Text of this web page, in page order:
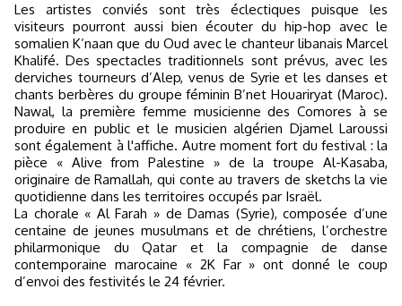
Les artistes conviés sont très éclectiques puisque les
visiteurs pourront aussi bien écouter du hip-hop avec le
somalien K’naan que du Oud avec le chanteur libanais Marcel
Khalifé. Des spectacles traditionnels sont prévus, avec les
derviches tourneurs d’Alep, venus de Syrie et les danses et
chants berbères du groupe féminin B’net Houariryat (Maroc).
Nawal, la première femme musicienne des Comores à se
produire en public et le musicien algérien Djamel Laroussi
sont également à l'affiche. Autre moment fort du festival : la
pièce « Alive from Palestine » de la troupe Al-Kasaba,
originaire de Ramallah, qui conte au travers de sketchs la vie
quotidienne dans les territoires occupés par Israël.
La chorale « Al Farah » de Damas (Syrie), composée d’une
centaine de jeunes musulmans et de chrétiens, l’orchestre
philarmonique du Qatar et la compagnie de danse
contemporaine marocaine « 2K Far » ont donné le coup
d’envoi des festivités le 24 février.